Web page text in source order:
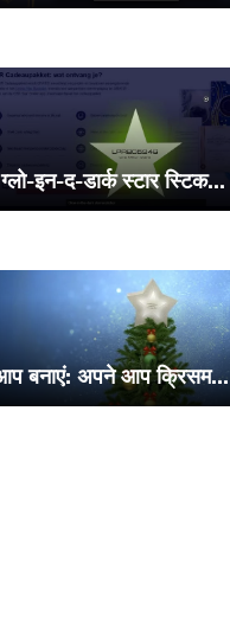
इन-द-डार्क स्टार स्टिक...
बनाएं: अपने आप क्रिसम...